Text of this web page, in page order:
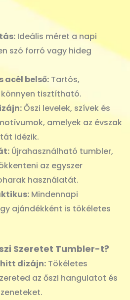
Ideális méret a napi
szó forró vagy hideg
acél belső: Tartós,
tisztítható.
Őszi levelek, szívek és
amelyek az évszak
idézik.
Újrahasználható tumbler,
az egyszer
használatát.
Mindennapi
ajándékként is tökéletes
Szeretet Tumbler-t?
dizájn: Tökéletes
az őszi hangulatot és